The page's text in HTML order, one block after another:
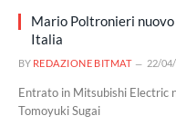
Mario Poltronieri
Italia
BY REDAZIONE BITMAT 22/
Entrato in Mitsubishi Electric
Tomoyuki Sugai